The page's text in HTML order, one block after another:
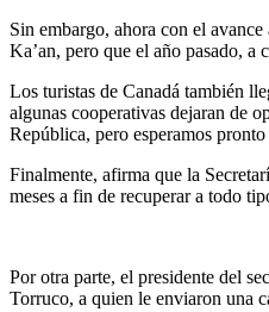
Sin embargo, ahora con el
Ka’an, pero que el año pasado,
Los turistas de Canadá también
algunas cooperativas dejaran de
República, pero esperamos
Finalmente, afirma que la
meses a fin de recuperar a todo
Por otra parte, el presidente del
Torruco, a quien le enviaron una